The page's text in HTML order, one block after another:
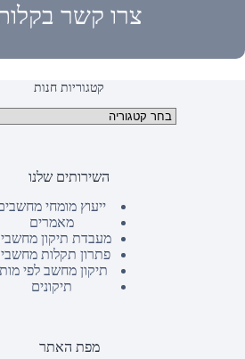
צרו קשר
קטגוריות חנות
השירותים שלנו
ייעוץ מומחי
מאמרים
מעבדת תיקון
פתרון תקלות
תיקון מחשב לפי
תיקונים
מפת האתר